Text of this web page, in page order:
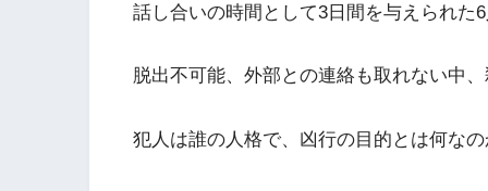
話し合いの時間として3日間を与えられた
脱出不可能、外部との連絡も取れない中
犯人は誰の人格で、凶行の目的とは何な